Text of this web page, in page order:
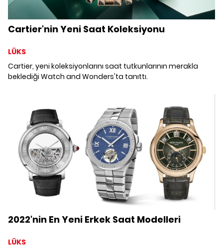
Cartier'nin Yeni Saat Koleksiyonu
LÜKS
Cartier, yeni koleksiyonlarını saat tutkunlarının merakla
beklediği Watch and Wonders'ta tanıttı.
2022'nin En Yeni Erkek Saat Modelleri
LÜKS